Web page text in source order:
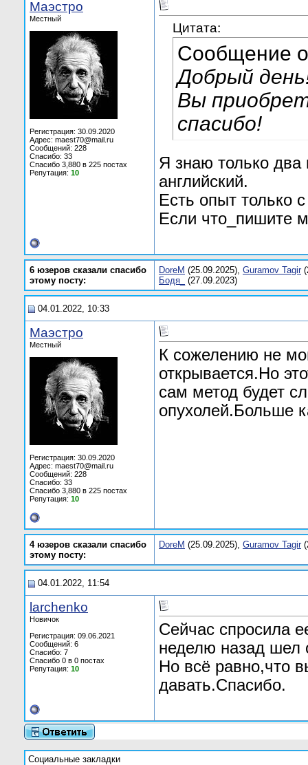
Маэстро
Местный
Регистрация: 30.09.2020
Адрес: maest70@mail.ru
Сообщений: 228
Спасибо: 33
Спасибо 3,880 в 225 постах
Репутация: 10
Цитата:
Сообщение
Добрый
Вы
спасибо!
Я знаю только
английский.
Есть опыт только
Если что_пишите
6 юзеров сказали спасибо
этому посту:
DoreM (25.09.2025), Guramov Tagir
Бодя_
(27.09.2023)
04.01.2022, 10:33
Маэстро
Местный
Регистрация: 30.09.2020
Адрес: maest70@mail.ru
Сообщений: 228
Спасибо: 33
Спасибо 3,880 в 225 постах
Репутация: 10
К сожелению не
открывается.Но
сам метод будет
опухолей.Больше
4 юзеров сказали спасибо
этому посту:
DoreM (25.09.2025), Guramov Tagir
04.01.2022, 11:54
larchenko
Новичок
Регистрация: 09.06.2021
Сообщений: 6
Спасибо: 7
Спасибо 0 в 0 постах
Репутация: 10
Сейчас спросила
неделю назад шел
Но всё равно,что
давать.Спасибо.
Социальные закладки